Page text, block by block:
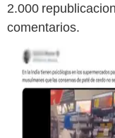
2.000
comentarios.